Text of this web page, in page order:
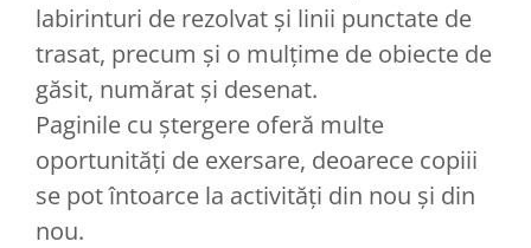
labirinturi de rezolvat și linii punctate de
trasat, precum și o mulțime de obiecte de
găsit, numărat și desenat.
Paginile cu ștergere oferă multe
oportunități de exersare, deoarece copiii
se pot întoarce la activități din nou și din
nou.